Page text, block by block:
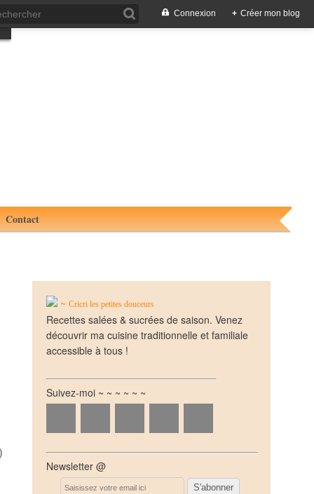
Connexion + Créer mon blog
Contact
~ Cricri les petites douceurs
Recettes salées & sucrées de saison. Venez
découvrir ma cuisine traditionnelle et familiale
accessible à tous !
Suivez-moi ~ ~ ~ ~ ~ ~
Newsletter @
Email